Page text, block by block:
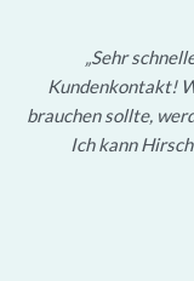
Sehr
Kundenkontakt!
brauchen sollte,
Ich kann